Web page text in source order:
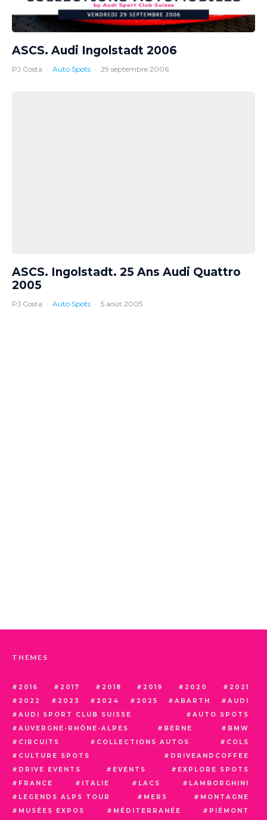
ASCS. Audi Ingolstadt 2006
PJ Costa · Auto Spots · 29 septembre 2006
ASCS. Ingolstadt. 25 Ans Audi Quattro
2005
PJ Costa · Auto Spots · 5 août 2005
THEMES
2016 2017 2018 2019 2020
2021
2022
2023 2024 2025 ABARTH
AUDI
AUDI SPORT CLUB SUISSE
AUTO SPOTS
AUVERGNE-RHÔNE-ALPES
BERNE
BMW
CIRCUITS
COLLECTIONS AUTOS
COLS
CULTURE SPOTS
DRIVEANDCOFFEE
DRIVE EVENTS
EVENTS
EXPLORE SPOTS
FRANCE
ITALIE LACS
LAMBORGHINI
LEGENDS ALPS TOUR
MERS
MONTAGNE
MUSÉES EXPOS
MÉDITERRANÉE
PIÉMONT